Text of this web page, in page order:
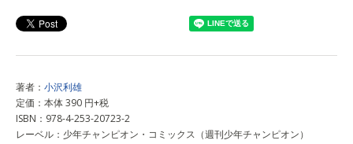
著者： 小沢利雄
定価：本体 390 円+税
ISBN：978-4-253-20723-2
レーベル：少年チャンピオン・コミックス（週刊少年チャンピオン）